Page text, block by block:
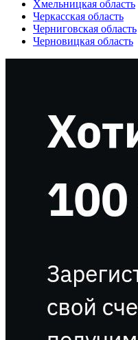
Хмельницкая область
Черкасская область
Черниговская область
Черновицкая область